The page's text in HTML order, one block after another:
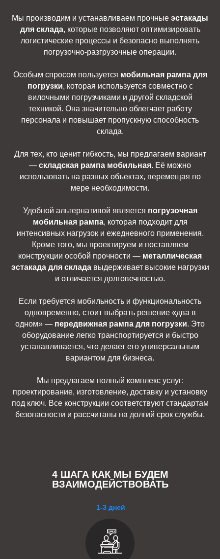
Мы производим и устанавливаем прочные эстакады
для склада, которые позволяют оптимизировать
логистические процессы и безопасно выполнять
погрузочно-разгрузочные операции.
Особым спросом пользуется мобильная рампа для
погрузки, которая используется совместно с
вилочными погрузчиками и другой складской
техникой. Она значительно облегчает работу
персонала и повышает пропускную способность
склада.
Для тех, кто ценит гибкость, мы предлагаем вариант
— складская рампа мобильная. Её можно
использовать на разных объектах, перемещая по
мере необходимости.
Удобной альтернативой является погрузочная
мобильная рампа, которая подходит для
интенсивных нагрузок и ежедневного применения.
Кроме того, мы проектируем и поставляем
конструкции особой прочности — металлическая
эстакада для складавыдерживает высокие нагрузки
и отличается долговечностью.
Если требуется мобильность и функциональность
одновременно, стоит выбрать решение «два в
одном» — передвижная рампа для погрузки. Это
оборудование легко транспортируется и быстро
устанавливается, что делает его универсальным
вариантом для бизнеса.
Мы предлагаем полный комплекс услуг:
проектирование, изготовление, доставку и установку
под ключ. Все конструкции соответствуют стандартам
безопасности и рассчитаны на долгий срок службы.
4 ШАГА КАК МЫ БУДЕМ
ВЗАИМОДЕЙСТВОВАТЬ
1-3 дней